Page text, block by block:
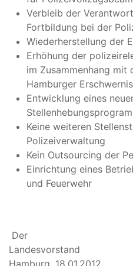
Verbleib der
Fortbildung bei der
Wiederherstellung der
Erhöhung der
im Zusammenhang mit
Hamburger
Entwicklung eines
Keine weiteren
Polizeiverwaltung
Kein Outsourcing der
Einrichtung eines
und Feuerwehr
Der
Hamburg, 18.01.2012